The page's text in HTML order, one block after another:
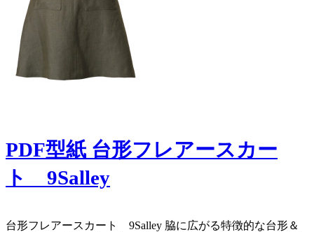
PDF型紙 台形フレアースカー
ト 9Salley
​台形フレアースカート 9Salley 脇に広がる特徴的な台形＆